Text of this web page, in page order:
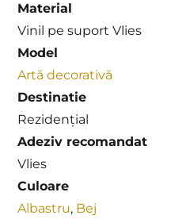
Material
Vinil pe suport Vlies
Model
Artă decorativă
Destinatie
Rezidențial
Adeziv recomandat
Vlies
Culoare
Albastru, Bej